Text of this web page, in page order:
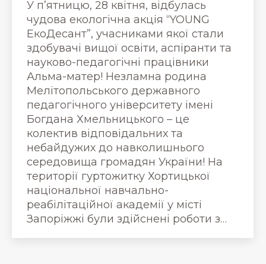
У п’ятницю, 28 квітня, відбулась
чудова екологічна акція “YOUNG
ЕкоДесант”, учасниками якої стали
здобувачі вищої освіти, аспіранти та
науково-педагогічні працівники
Альма-матер! Незламна родина
Мелітопольського державного
педагогічного університету імені
Богдана Хмельницького – це
колектив відповідальних та
небайдужих до навколишнього
середовища громадян України! На
території гуртожитку Хортицької
національної навчально-
реабілітаційної академії у місті
Запоріжжі були здійснені роботи з…